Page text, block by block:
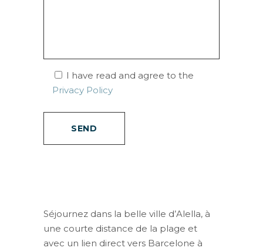
I have read and agree to the
Privacy Policy
Séjournez dans la belle ville d’Alella, à
une courte distance de la plage et
avec un lien direct vers Barcelone à